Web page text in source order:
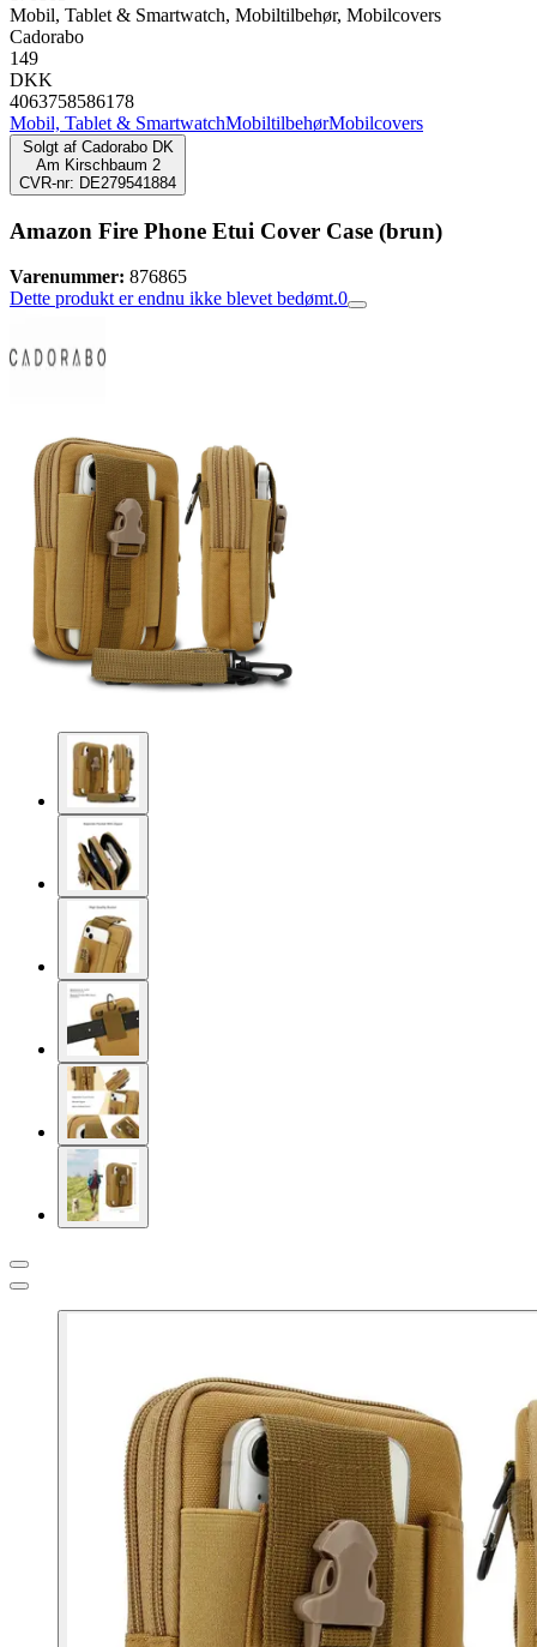
Mobil, Tablet & Smartwatch, Mobiltilbehør, Mobilcovers
Cadorabo
149
DKK
4063758586178
Mobil, Tablet & SmartwatchMobiltilbehørMobilcovers
Solgt af Cadorabo DK
Am Kirschbaum 2
CVR-nr: DE279541884
Amazon Fire Phone Etui Cover Case (brun)
Varenummer: 876865
Dette produkt er endnu ikke blevet bedømt.0